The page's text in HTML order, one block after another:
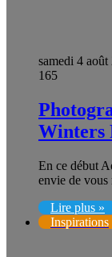
samedi 4 août
165
Winters
En ce début
envie de
Lire plus »
Inspirations